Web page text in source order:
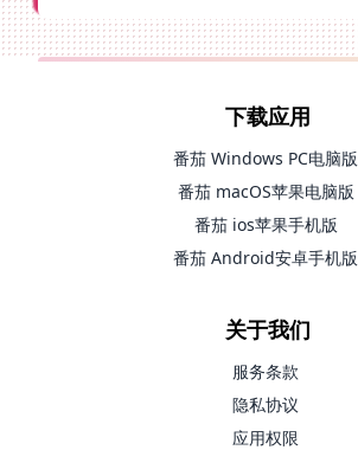
下载应用
番茄 Windows PC电脑版
番茄 macOS苹果电脑版
番茄 ios苹果手机版
番茄 Android安卓手机版
关于我们
服务条款
隐私协议
应用权限